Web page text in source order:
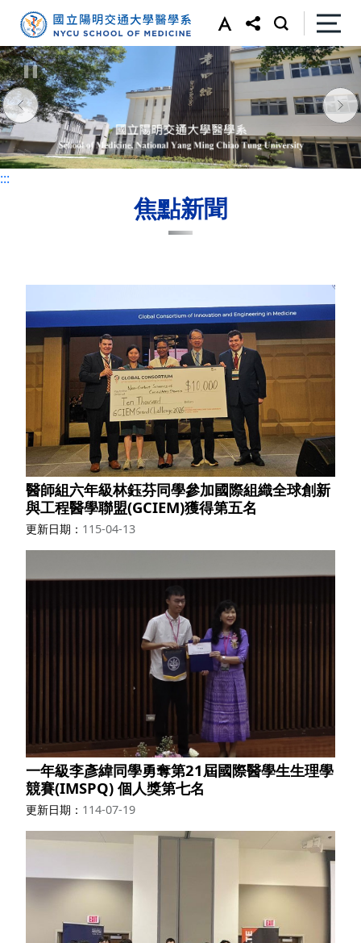
:::
:::
焦點新聞
醫師組六年級林鈺芬同學參加國際組織全球創新
與工程醫學聯盟(GCIEM)獲得第五名
更新日期 115-04-13
一年級李彥緯同學勇奪第21屆國際醫學生生理學
競賽(IMSPQ) 個人獎第七名
更新日期 114-07-19